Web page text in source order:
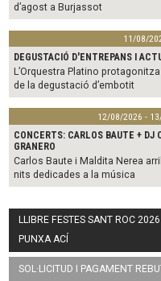
d’agost a Burjassot
11/08/
DEGUSTACIÓ D'ENTREPANS I
L’Orquestra Platino
de la degustació d’embotit
12/08/2026 -
CONCERTS: CARLOS BAUTE + DJ
GRANERO
Carlos Baute i Maldita Nerea
nits dedicades a la música
LLIBRE FESTES SANT ROC 2026
PUNXA ACÍ
SOL·LICITUD I PAGAMENT